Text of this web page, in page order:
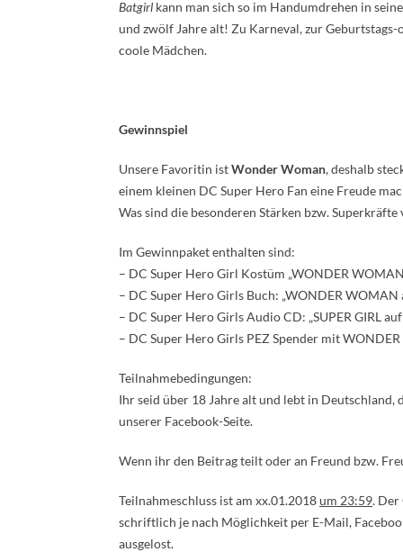
Batgirl kann man sich so im Handumdrehen in
und zwölf Jahre alt! Zu Karneval, zur
coole Mädchen.
Gewinnspiel
Unsere Favoritin istWonder Woman, deshalb
einem kleinen DC Super Hero Fan eine Freude
Was sind die besonderen Stärken bzw.
Im Gewinnpaket enthalten sind:
– DC Super Hero Girl Kostüm „WONDER
– DC Super Hero Girls Buch: „WONDER WOMAN
– DC Super Hero Girls Audio CD: „SUPER GIRL
– DC Super Hero Girls PEZ Spender mit
Teilnahmebedingungen:
Ihr seid über 18 Jahre alt und lebt in
unserer Facebook-Seite.
Wenn ihr den Beitrag teilt oder an Freund bzw.
Teilnahmeschluss ist am xx.01.2018um 23:59. Der
schriftlich je nach Möglichkeit per E-Mail,
ausgelost.